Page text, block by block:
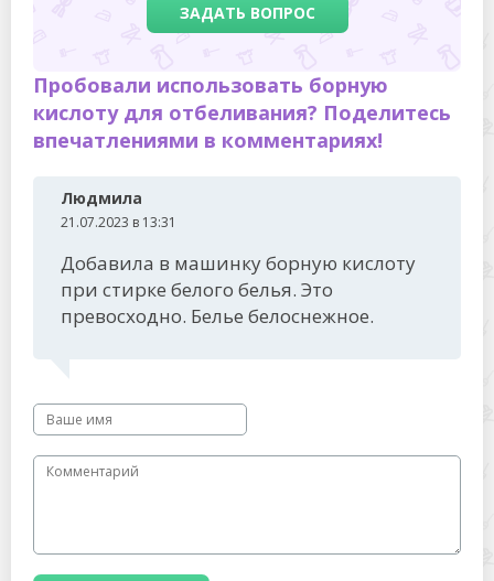
ЗАДАТЬ ВОПРОС
Пробовали использовать борную
кислоту для отбеливания? Поделитесь
впечатлениями в комментариях!
Людмила
21.07.2023 в 13:31
Добавила в машинку борную кислоту
при стирке белого белья. Это
превосходно. Белье белоснежное.